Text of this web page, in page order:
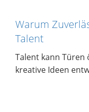
Warum
Talent
Talent kann Türen
kreative Ideen